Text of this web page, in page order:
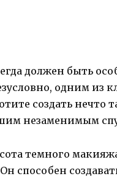
должен быть
одним из
создать нечто
незаменимым
темного
способен